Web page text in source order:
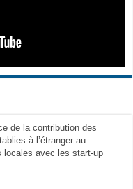
de la contribution des
à l’étranger au
locales avec les start-up